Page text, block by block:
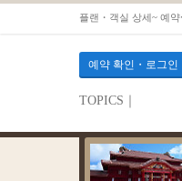
예약 확인・로그인
TOPICS｜